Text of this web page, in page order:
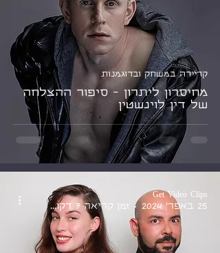
מחיסרון ליתרון - סיפור ההצלחה
של דין לוינשטין
קריירה במשחק ובדוגמנות
Get Video Clips
25 באפר׳ 2024
זמן קריאה 7 דקות